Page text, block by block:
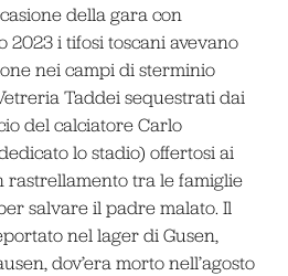
della gara con
2023 i tifosi toscani avevano
nei campi di sterminio
Taddei sequestrati dai
del calciatore Carlo
lo stadio) offertosi ai
rastrellamento tra le famiglie
salvare il padre malato. Il
nel lager di Gusen,
dov’era morto nell’agosto